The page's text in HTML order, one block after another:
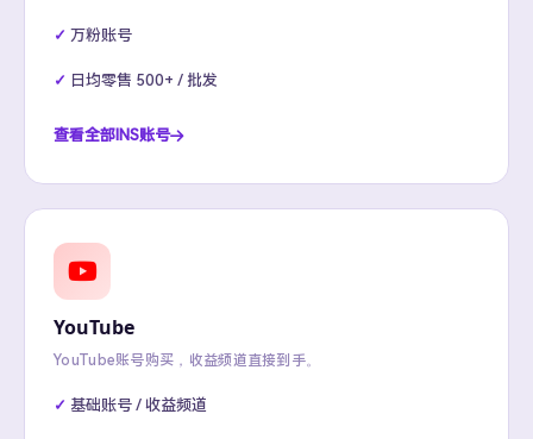
万粉账号
日均零售 500+ / 批发
查看全部INS账号
YouTube
YouTube账号购买，收益频道直接到手。
基础账号 / 收益频道